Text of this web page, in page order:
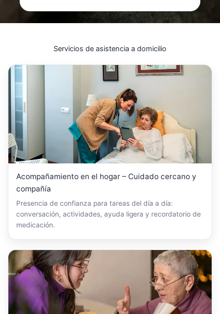
Servicios de asistencia a domicilio
Acompañamiento en el hogar – Cuidado cercano y
compañía
Presencia de confianza para tareas del día a día:
conversación, actividades, ayuda ligera y recordatorio de
medicación.